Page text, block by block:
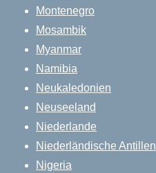
Montenegro
Mosambik
Myanmar
Namibia
Neukaledonien
Neuseeland
Niederlande
Niederländische Antillen
Nigeria